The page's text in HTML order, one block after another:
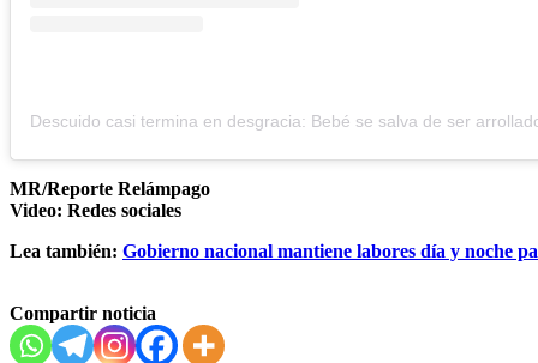
MR/Reporte Relámpago
Video: Redes sociales
Lea también: Gobierno nacional mantiene labores día y noche
Compartir noticia